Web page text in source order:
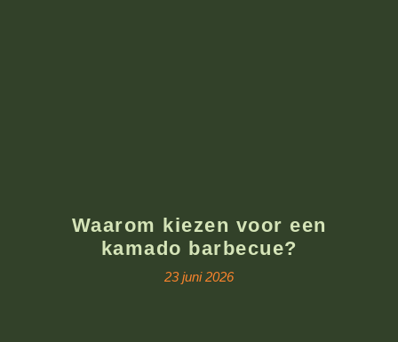
Waarom kiezen voor een
kamado barbecue?
23 juni 2026